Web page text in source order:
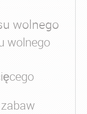
wolnego
wolnego